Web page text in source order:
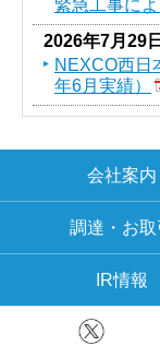
緊急工事に
2026年7月29日
NEXCO西日
年6月実績）
会社案内
調達・お取
IR情報